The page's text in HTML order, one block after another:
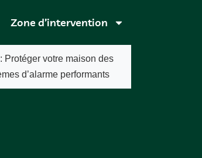
Zone d’intervention
Protéger votre maison des
d’alarme performants